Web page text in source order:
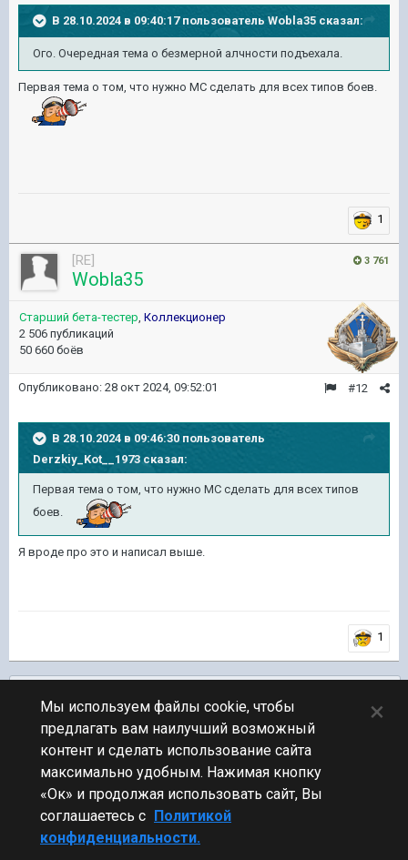
В 28.10.2024 в 09:40:17 пользователь Wobla35 сказал:
Ого. Очередная тема о безмерной алчности подъехала.
Первая тема о том, что нужно МС сделать для всех типов боев.
1
3 761
[RE]
Wobla35
Старший бета-тестер, Коллекционер
2 506 публикаций
50 660 боёв
#12
Опубликовано: 28 окт 2024, 09:52:01
В 28.10.2024 в 09:46:30 пользователь
Derzkiy_Kot__1973сказал:
Первая тема о том, что нужно МС сделать для всех типов
боев.
Я вроде про это и написал выше.
1
ПЕРЕЙТИ К СПИСКУ ТЕМ
Обсуждение Мира Кораблей
Стиль
Мы используем файлы cookie, чтобы
предлагать вам наилучший возможный
контент и сделать использование сайта
максимально удобным. Нажимая кнопку
«Ок» и продолжая использовать сайт, Вы
соглашаетесь с Политикой
конфиденциальности.
×